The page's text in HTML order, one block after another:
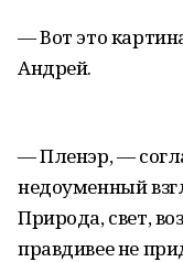
— Вот это
Андрей.
— Пленэр, —
недоуменный
Природа, свет,
правдивее не